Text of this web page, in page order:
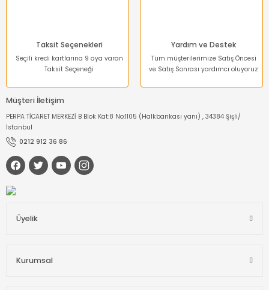
Taksit Seçenekleri
Seçili kredi kartlarına 9 aya varan
Taksit Seçeneği
Yardım ve Destek
Tüm müşterilerimize Satış Öncesi
ve Satış Sonrası yardımcı oluyoruz
Müşteri İletişim
PERPA TİCARET MERKEZİ B Blok Kat:8 No:1105 (Halkbankası yanı) , 34384 Şişli/
İstanbul
0212 912 36 86
Üyelik
Kurumsal